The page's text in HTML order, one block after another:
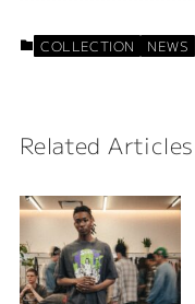
COLLECTION NEWS
Related Articles